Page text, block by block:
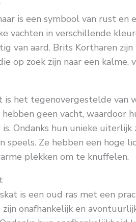
is een symbool van rust en
vachten in verschillende
van aard. Brits Kortharen
op zoek zijn naar een kalme,
is het tegenovergestelde van
hebben geen vacht, waardoor
is. Ondanks hun unieke
speels. Ze hebben een hoge
plekken om te knuffelen.
is een oud ras met een
onafhankelijk en